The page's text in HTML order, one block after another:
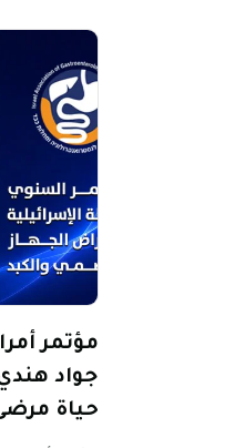
مؤتمر
جواد
حياة